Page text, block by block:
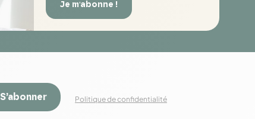
Je m'abonne !
S’abonner Politique de confidentialité